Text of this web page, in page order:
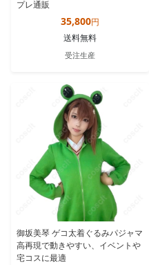
した場合、割引額の返還ま
ただくことがあります。
プレ通販
35,800円
送料無料
受注生産
御坂美琴 ゲコ太着ぐるみパジャマ
高再現で動きやすい、イベントや
宅コスに最適